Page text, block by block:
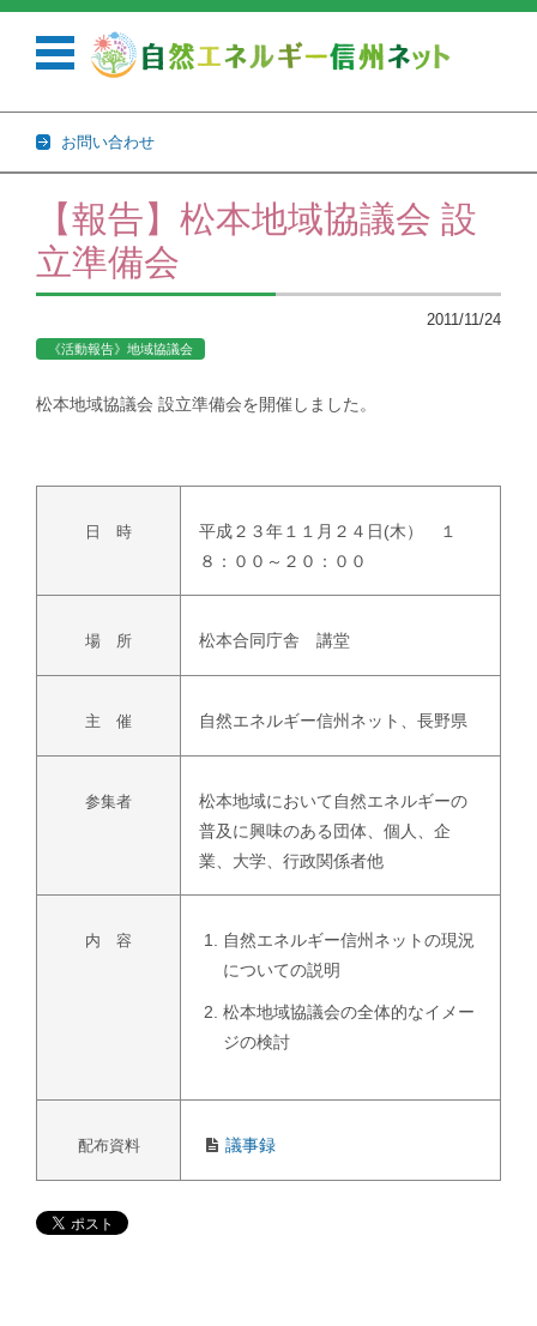
お問い合わせ
コンテンツに移動
【報告】松本地域協議会 設
立準備会
2011/11/24
《活動報告》地域協議会
松本地域協議会 設立準備会を開催しました。
日 時
平成２３年１１月２４日(木） １
８：００～２０：００
場 所 松本合同庁舎 講堂
主 催 自然エネルギー信州ネット、長野県
参集者
松本地域において自然エネルギーの
普及に興味のある団体、個人、企
業、大学、行政関係者他
内 容
自然エネルギー信州ネットの現況
についての説明
松本地域協議会の全体的なイメー
ジの検討
配布資料 議事録